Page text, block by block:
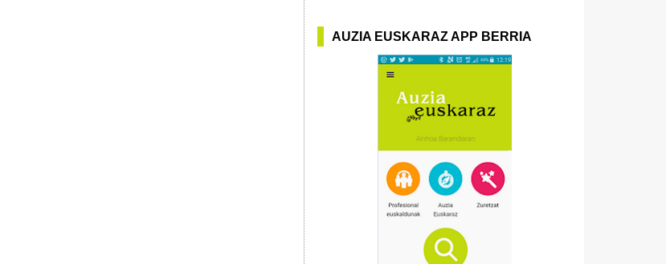
AUZIA EUSKARAZ APP BERRIA